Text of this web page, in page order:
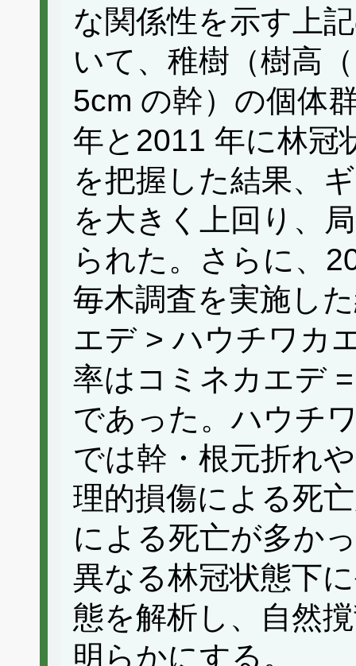
な関係性を示す上
いて、稚樹（樹高
5cm の幹）の個体
年と2011 年に林冠
を把握した結果、
を大きく上回り、
られた。さらに、
毎木調査を実施し
エデ > ハウチワカ
率はコミネカエデ
であった。ハウチ
では幹・根元折れ
理的損傷による死
による死亡が多か
異なる林冠状態下
態を解析し、自然
明らかにする。